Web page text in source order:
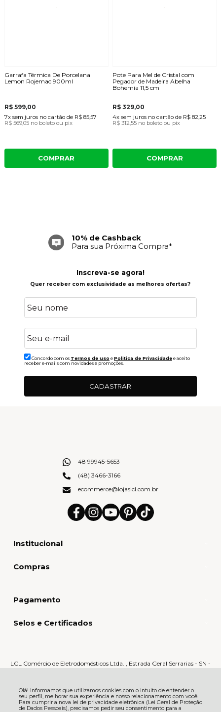
Olá! Informamos que utilizamos cookies com o intuito de entender o
seu perfil, melhorar sua experiência e nosso relacionamento com você.
Para cumprir a nova lei de privacidade eletrônica (Lei Geral de Proteção
de Dados Pessoais), precisamos pedir seu consentimento para a
Garrafa Térmica De Porcelana
Lemon Rojemac 900ml
R$ 599,00
7x sem juros no cartãode R$ 85,57
R$ 569,05 no boleto ou pix
COMPRAR
Pote Para Mel de Cristal com
Pegador de Madeira Abelha
Bohemia 11,5 cm
R$ 329,00
4x sem juros no cartão de R$ 82,25
R$ 312,55 no boleto ou pix
COMPRAR
10% de Cashback
Para sua Próxima Compra*
Inscreva-se agora!
Quer receber com exclusividade as melhores ofertas?
Concordo com os Termos de uso ePolitica de Privacidadee aceito
receber e-mails com novidades e promoções.
CADASTRAR
Institucional
Compras
48 99945-5653
(48) 3466-3166
ecommerce@lojaslcl.com.br
Pagamento
Selos e Certificados
LCL Comércio de Eletrodomésticos Ltda. , Estrada Geral Serrarias - SN -
Serrarias - 88870-000 - Orleans - SC